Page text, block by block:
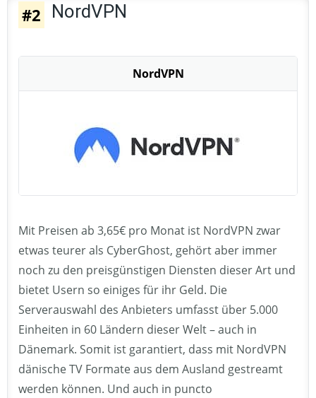
#2 NordVPN
NordVPN
Mit Preisen ab 3,65€ pro Monat ist NordVPN zwar
etwas teurer als CyberGhost, gehört aber immer
noch zu den preisgünstigen Diensten dieser Art und
bietet Usern so einiges für ihr Geld. Die
Serverauswahl des Anbieters umfasst über 5.000
Einheiten in 60 Ländern dieser Welt – auch in
Dänemark. Somit ist garantiert, dass mit NordVPN
dänische TV Formate aus dem Ausland gestreamt
werden können. Und auch in puncto